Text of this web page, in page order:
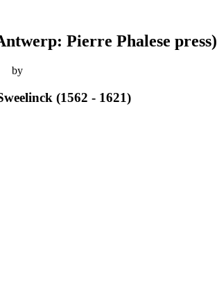
Pierre Phalese press)
by
(1562 - 1621)